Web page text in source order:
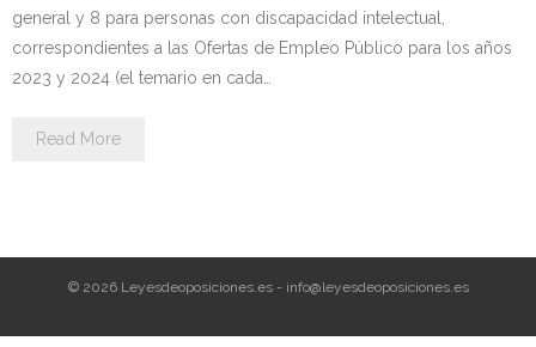
Personalidad Jurídica PROPIA
ESTABILIZACIÓN de Empleo
CONVOCATORIAS
general y 8 para personas con discapacidad intelectual,
correspondientes a las Ofertas de Empleo Público para los años
2023 y 2024 (el temario en cada…
Read More
© 2026 Leyesdeoposiciones.es - info@leyesdeoposiciones.es